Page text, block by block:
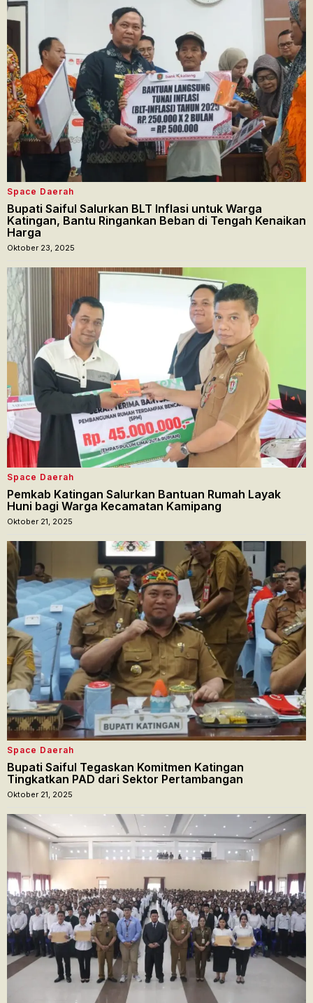
Space Daerah
Bupati Saiful Salurkan BLT Inflasi untuk Warga
Katingan, Bantu Ringankan Beban di Tengah Kenaikan
Harga
Oktober 23, 2025
Space Daerah
Pemkab Katingan Salurkan Bantuan Rumah Layak
Huni bagi Warga Kecamatan Kamipang
Oktober 21, 2025
Space Daerah
Bupati Saiful Tegaskan Komitmen Katingan
Tingkatkan PAD dari Sektor Pertambangan
Oktober 21, 2025